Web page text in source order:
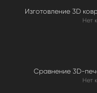
Изготовление 3D
Нет
Сравнение 3D-
Нет